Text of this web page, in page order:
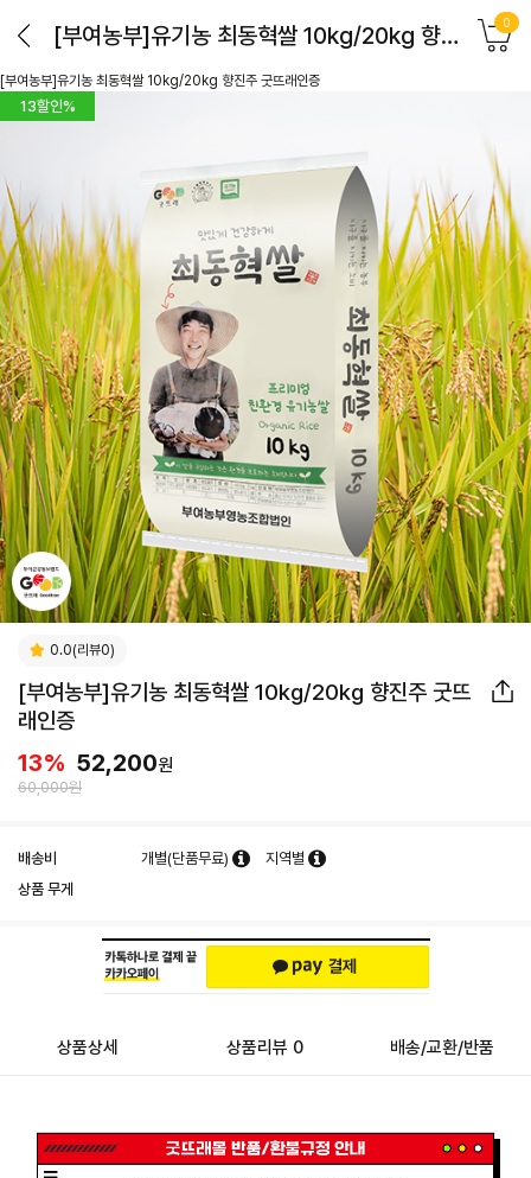
[부여농부]유기농 최동혁쌀 10kg/20kg 향진주 굿뜨래인증 0
[부여농부]유기농 최동혁쌀 10kg/20kg 향진주 굿뜨래인증
13할인%
0.0(리뷰0)
[부여농부]유기농 최동혁쌀 10kg/20kg 향진주 굿뜨
래인증
13% 52,200원
60,000원
배송비 개별(단품무료)
지역별
상품 무게
상품상세 상품리뷰 0 배송/교환/반품